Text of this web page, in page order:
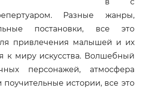
Разные жанры,
постановки, все это
привлечения малышей и их
к миру искусства. Волшебный
персонажей, атмосфера
поучительные истории, все это